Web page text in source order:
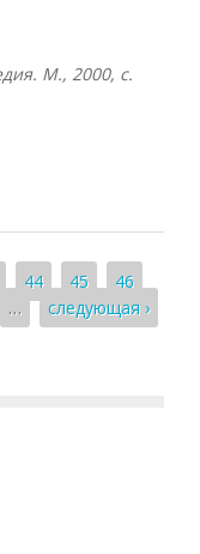
М., 2000, с.
44 45
46
…
следующая ›